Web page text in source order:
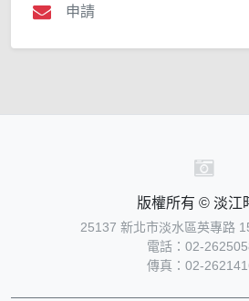
申請
版權所有 © 淡江
25137 新北市淡水區英專路
電話：02-
傳真：02-